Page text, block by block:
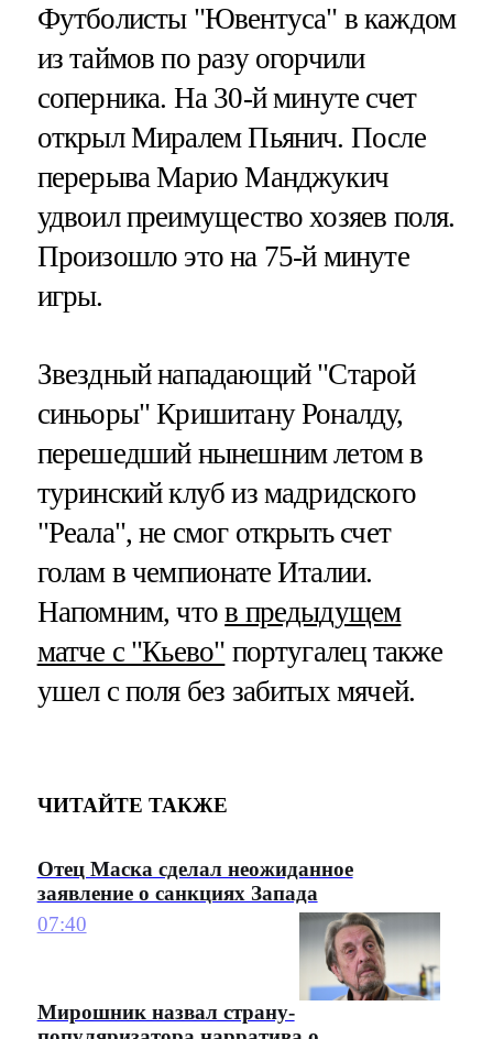
Футболисты "Ювентуса" в каждом
из таймов по разу огорчили
соперника. На 30-й минуте счет
открыл Миралем Пьянич. После
перерыва Марио Манджукич
удвоил преимущество хозяев поля.
Произошло это на 75-й минуте
игры.
Звездный нападающий "Старой
синьоры" Кришитану Роналду,
перешедший нынешним летом в
туринский клуб из мадридского
"Реала", не смог открыть счет
голам в чемпионате Италии.
Напомним, чтов предыдущем
матче с "Кьево" португалец также
ушел с поля без забитых мячей.
ЧИТАЙТЕ ТАКЖЕ
Отец Маска сделал неожиданное
заявление о санкциях Запада
07:40
Мирошник назвал страну-